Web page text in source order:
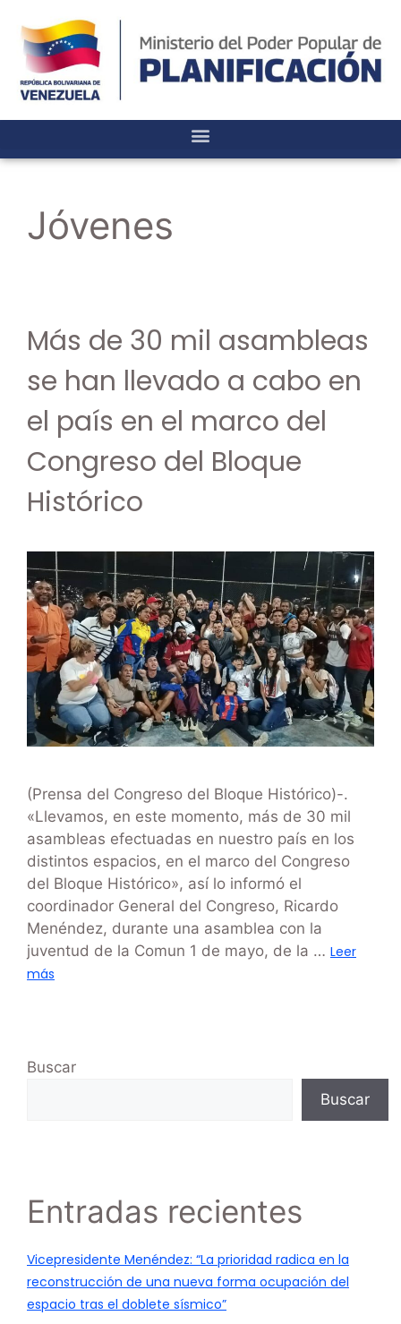
Jóvenes
Más de 30 mil asambleas
se han llevado a cabo en
el país en el marco del
Congreso del Bloque
Histórico
(Prensa del Congreso del Bloque Histórico)-.
«Llevamos, en este momento, más de 30 mil
asambleas efectuadas en nuestro país en los
distintos espacios, en el marco del Congreso
del Bloque Histórico», así lo informó el
coordinador General del Congreso, Ricardo
Menéndez, durante una asamblea con la
juventud de la Comun 1 de mayo, de la … Leer
más
Buscar
Buscar
Entradas recientes
Vicepresidente Menéndez: “La prioridad radica en la
reconstrucción de una nueva forma ocupación del
espacio tras el doblete sísmico”